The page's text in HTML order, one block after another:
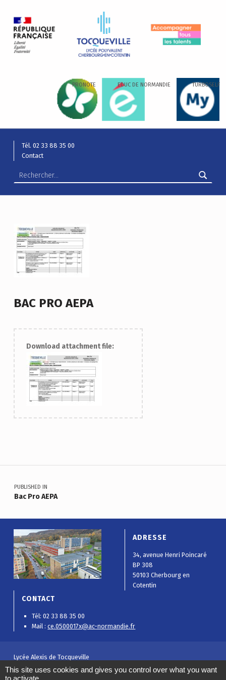
PRONOTE EDUC DE NORMANDIE TURBOSELF
Tél. 02 33 88 35 00
Contact
BAC PRO AEPA
Download attachment file:
Navigation de l’article
PUBLISHED IN
Bac Pro AEPA
ADRESSE
34, avenue Henri Poincaré
BP 308
50103 Cherbourg en
Cotentin
CONTACT
Tél: 02 33 88 35 00
Mail :ce.0500017x@ac-normandie.fr
Lycée Alexis de Tocqueville
Mentions légales |Politique de confidentialité|Plan de site| Gestion
des cookies
This site uses cookies and gives you control over what you want
to activate